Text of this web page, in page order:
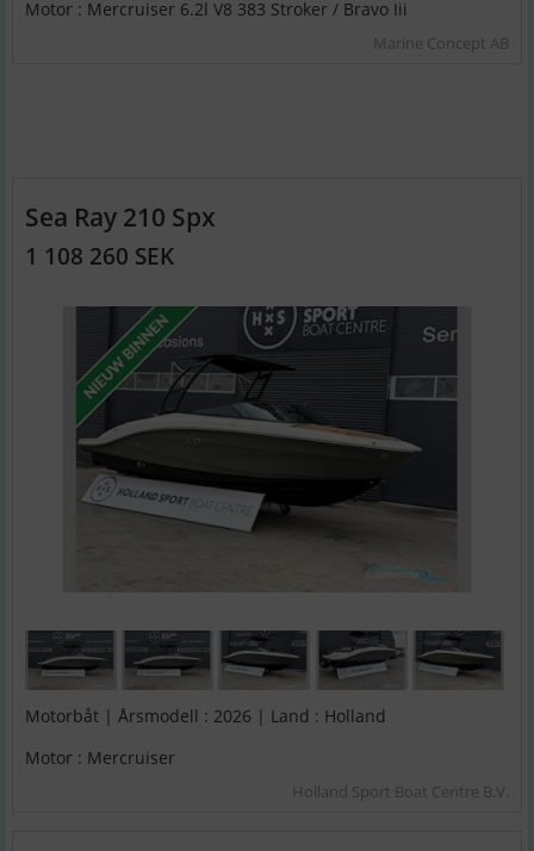
Motor : Mercruiser 6.2l V8 383 Stroker / Bravo Iii
Marine Concept AB
Sea Ray 210 Spx
1 108 260 SEK
Motorbåt | Årsmodell : 2026 | Land : Holland
Motor : Mercruiser
Holland Sport Boat Centre B.V.